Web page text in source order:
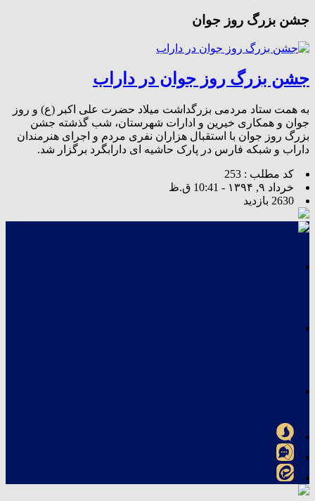
جشن بزرگ روز جوان
جشن بزرگ روز جوان در داراب
به همت ستاد مردمی بزرگداشت میلاد حضرت علی اکبر (ع) و روز
جوان و همکاری خیرین و ادارات شهرستان، شب گذشته جشن
بزرگ روز جوان با استقبال هزاران نفری مردم و اجرای هنرمندان
داراب و شبکه فارس در پارک حاشیه ای دارابگرد برگزار شد.
کد مطلب : 253
خرداد ۹, ۱۳۹۴ - 10:41 ق.ظ
2630 بازدید